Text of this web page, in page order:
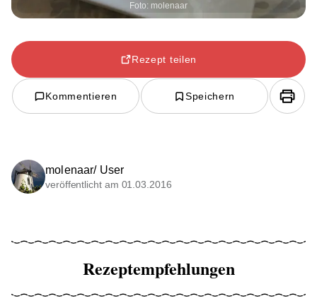
Foto: molenaar
Rezept teilen
Kommentieren Speichern
molenaar/ User
veröffentlicht am 01.03.2016
Rezeptempfehlungen